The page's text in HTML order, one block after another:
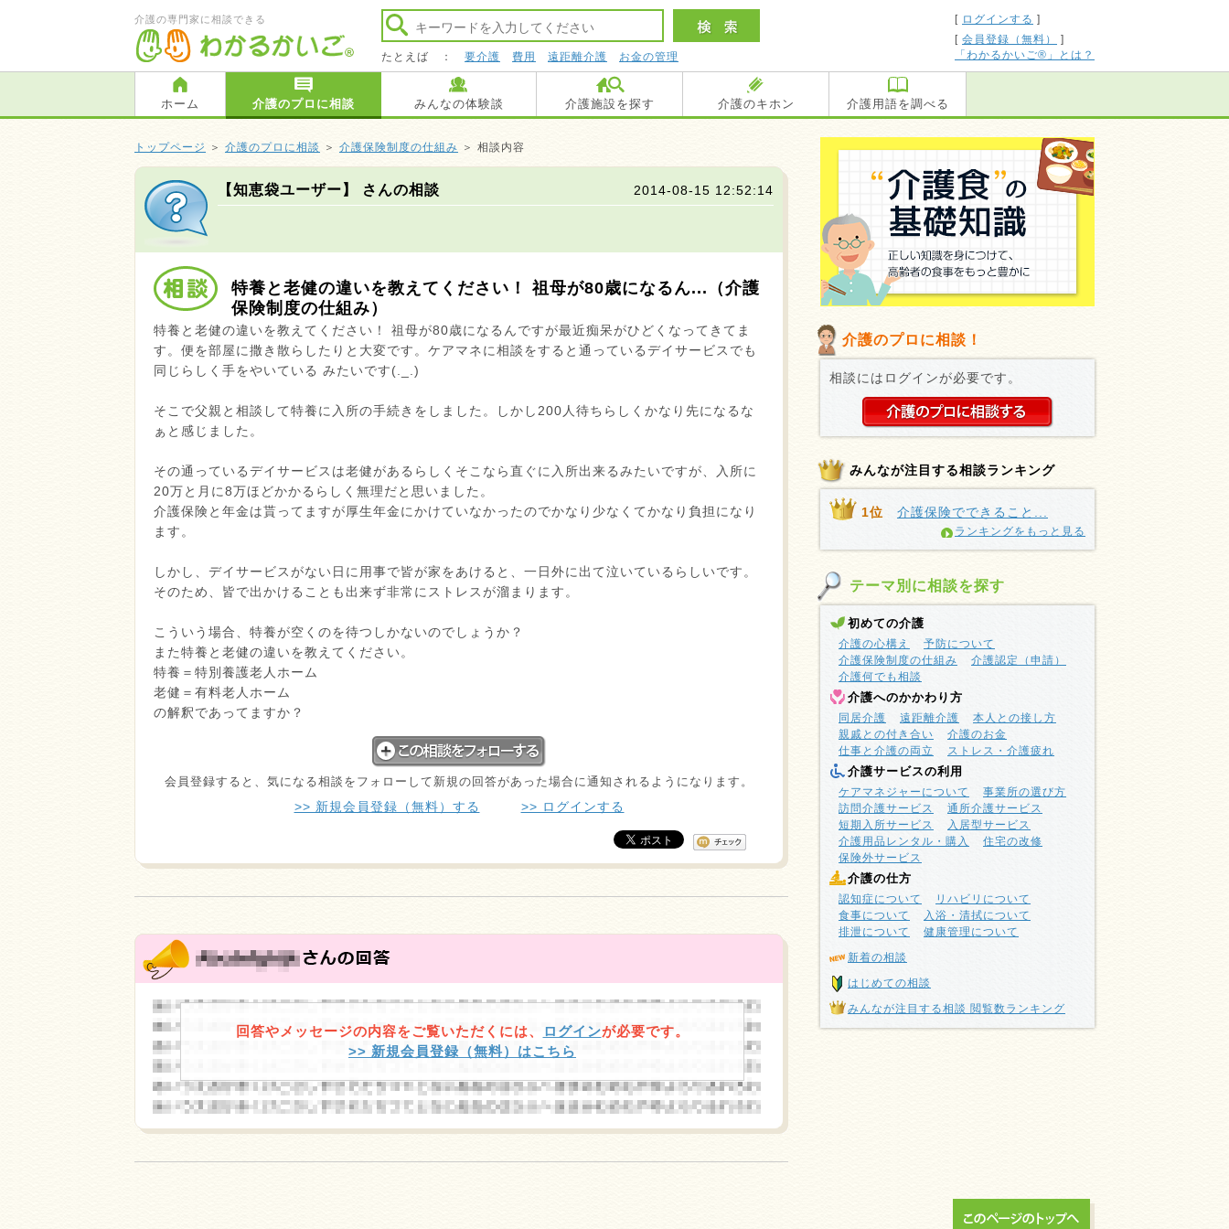
介護の専門家に相談できる
たとえば ： 要介護 費用 遠距離介護 お金の管理
[ ログインする ]
[ 会員登録（無料）
]
「わかるかいご®」とは？
ホーム 介護のプロに相談 みんなの体験談 介護施設を探す 介護のキホン 介護用語を調べる
トップページ ＞ 介護のプロに相談 ＞ 介護保険制度の仕組み ＞ 相談内容
【知恵袋ユーザー】 さんの相談 2014-08-15 12:52:14
特養と老健の違いを教えてください！ 祖母が80歳になるん...（介護
保険制度の仕組み）
特養と老健の違いを教えてください！ 祖母が80歳になるんですが最近痴呆がひどくなってきてま
す。便を部屋に撒き散らしたりと大変です。ケアマネに相談をすると通っているデイサービスでも
同じらしく手をやいている みたいです(._.)
そこで父親と相談して特養に入所の手続きをしました。しかし200人待ちらしくかなり先になるな
ぁと感じました。
その通っているデイサービスは老健があるらしくそこなら直ぐに入所出来るみたいですが、入所に
20万と月に8万ほどかかるらしく無理だと思いました。
介護保険と年金は貰ってますが厚生年金にかけていなかったのでかなり少なくてかなり負担になり
ます。
しかし、デイサービスがない日に用事で皆が家をあけると、一日外に出て泣いているらしいです。
そのため、皆で出かけることも出来ず非常にストレスが溜まります。
こういう場合、特養が空くのを待つしかないのでしょうか？
また特養と老健の違いを教えてください。
特養＝特別養護老人ホーム
老健＝有料老人ホーム
の解釈であってますか？
会員登録すると、気になる相談をフォローして新規の回答があった場合に通知されるようになります。
>> 新規会員登録（無料）する >> ログインする
回答やメッセージの内容をご覧いただくには、 ログインが必要です。
>> 新規会員登録（無料）はこちら
介護のプロに相談！
相談にはログインが必要です。
みんなが注目する相談ランキング
1位 介護保険でできること...
ランキングをもっと見る
テーマ別に相談を探す
初めての介護
介護の心構え
予防について
介護保険制度の仕組み
介護認定（申請）
介護何でも相談
介護へのかかわり方
同居介護 遠距離介護
本人との接し方
親戚との付き合い
介護のお金
仕事と介護の両立
ストレス・介護疲れ
介護サービスの利用
ケアマネジャーについて
事業所の選び方
訪問介護サービス
通所介護サービス
短期入所サービス
入居型サービス
介護用品レンタル・購入
住宅の改修
保険外サービス
介護の仕方
認知症について
リハビリについて
食事について
入浴・清拭について
排泄について
健康管理について
新着の相談
はじめての相談
みんなが注目する相談 閲覧数ランキング